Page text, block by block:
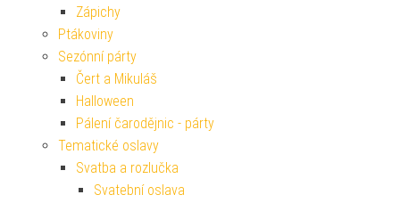
Zápichy
Ptákoviny
Sezónní párty
Čert a Mikuláš
Halloween
Pálení čarodějnic - párty
Tematické oslavy
Svatba a rozlučka
Svatební oslava